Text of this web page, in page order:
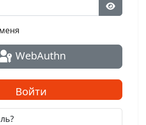
WebAuthn
Войти